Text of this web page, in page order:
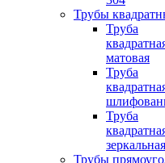
Трубы
Труба
матовая
Труба
Труба
зеркальная
Трубы